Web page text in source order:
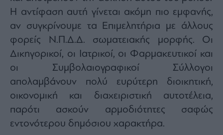
Η αντίφαση αυτή γίνεται ακόμη πιο εμφανής,
αν συγκρίνουμε τα Επιμελητήρια με άλλους
φορείς Ν.Π.Δ.Δ. σωματειακής μορφής. Οι
Δικηγορικοί, οι Ιατρικοί, οι Φαρμακευτικοί και
οι Συμβολαιογραφικοί Σύλλογοι
απολαμβάνουν πολύ ευρύτερη διοικητική,
οικονομική και διαχειριστική αυτοτέλεια,
παρότι ασκούν αρμοδιότητες σαφώς
εντονότερου δημόσιου χαρακτήρα.